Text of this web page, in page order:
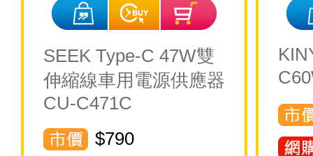
SEEK Type-C 47W雙
伸縮線車用電源供應器
CU-C471C
$790